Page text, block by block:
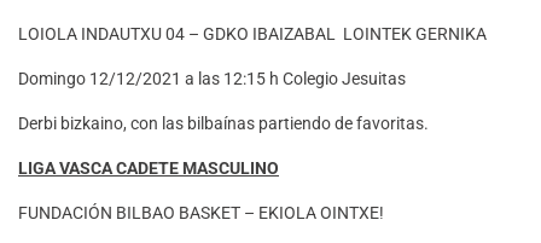
LOIOLA INDAUTXU 04 – GDKO IBAIZABAL LOINTEK GERNIKA
Domingo 12/12/2021 a las 12:15 h Colegio Jesuitas
Derbi bizkaino, con las bilbaínas partiendo de favoritas.
LIGA VASCA CADETE MASCULINO
FUNDACIÓN BILBAO BASKET – EKIOLA OINTXE!